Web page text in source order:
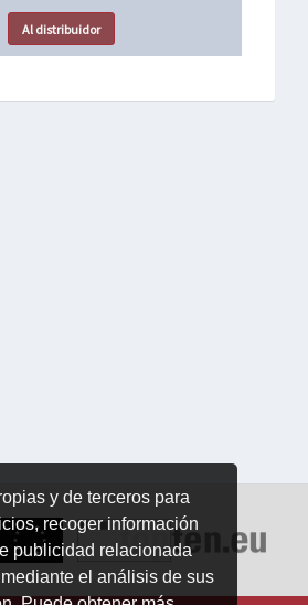
y de terceros para
recoger información
publicidad relacionada
el análisis de sus
Al distribuidor